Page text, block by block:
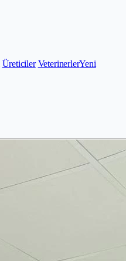
Üreticiler VeterinerlerYeni